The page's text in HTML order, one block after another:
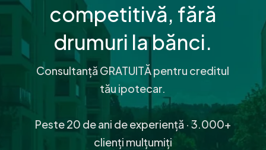
competitivă, fără
drumuri la bănci.
Consultanță GRATUITĂ pentru creditul
tău ipotecar.
Peste 20 de ani de experiență · 3.000+
clienți mulțumiți